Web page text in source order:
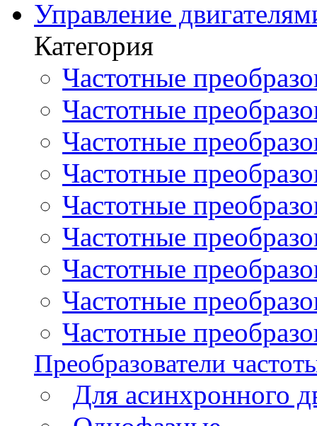
Управление
Категория
Частотные
Частотные
Частотные
Частотные
Частотные
Частотные
Частотные
Частотные
Частотные
Преобразователи
Для асинхронного